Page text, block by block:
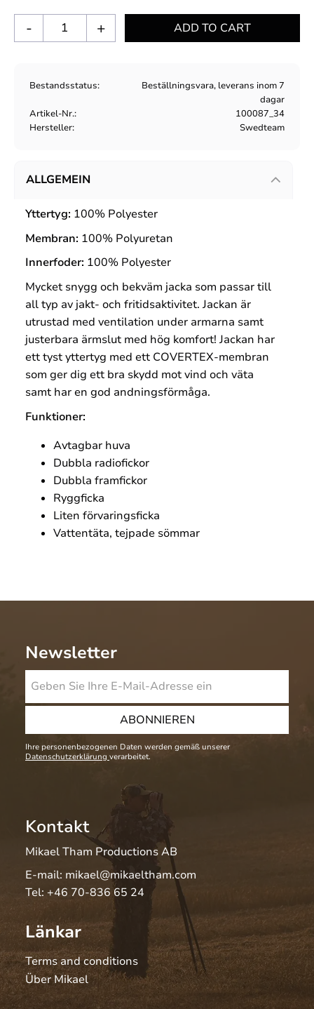
+
-
Bestandsstatus
Beställningsvara, leverans inom 7
dagar
Artikel-Nr.
100087_34
Hersteller
Swedteam
ALLGEMEIN
Yttertyg: 100% Polyester
Membran: 100% Polyuretan
Innerfoder: 100% Polyester
Mycket snygg och bekväm jacka som passar till
all typ av jakt- och fritidsaktivitet. Jackan är
utrustad med ventilation under armarna samt
justerbara ärmslut med hög komfort! Jackan har
ett tyst yttertyg med ett COVERTEX-membran
som ger dig ett bra skydd mot vind och väta
samt har en god andningsförmåga.
Funktioner:
Avtagbar huva
Dubbla radiofickor
Dubbla framfickor
Ryggficka
Liten förvaringsficka
Vattentäta, tejpade sömmar
Newsletter
ABONNIEREN
Ihre personenbezogenen Daten werden gemäß unserer
Datenschutzerklärung verarbeitet.
Kontakt
Mikael Tham Productions AB
E-mail: mikael@mikaeltham.com
Tel: +46 70-836 65 24
Länkar
Terms and conditions
Über Mikael